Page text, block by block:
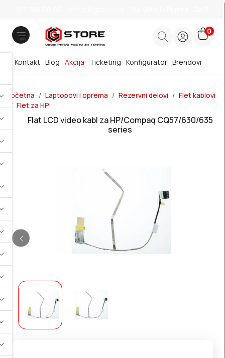
0
Brendovi
Blog Akcija
Kontakt Ticketing Konfigurator
Početna Laptopovi i oprema Rezervni delovi
Flet kablovi
Flet za HP
Flat LCD video kabl za HP/Compaq CQ57/630/635
series